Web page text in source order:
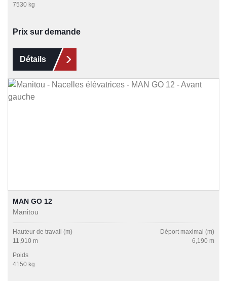
7530 kg
Prix sur demande
Détails
MAN GO 12
Manitou
Hauteur de travail (m)
11,910 m
Déport maximal (m)
6,190 m
Poids
4150 kg